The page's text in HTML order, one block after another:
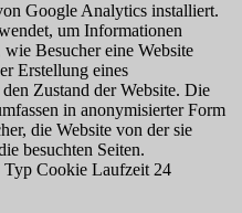
Google Analytics installiert.
um Informationen
Besucher eine Website
Erstellung eines
Zustand der Website. Die
in anonymisierter Form
die Website von der sie
besuchten Seiten.
Typ Cookie Laufzeit 24